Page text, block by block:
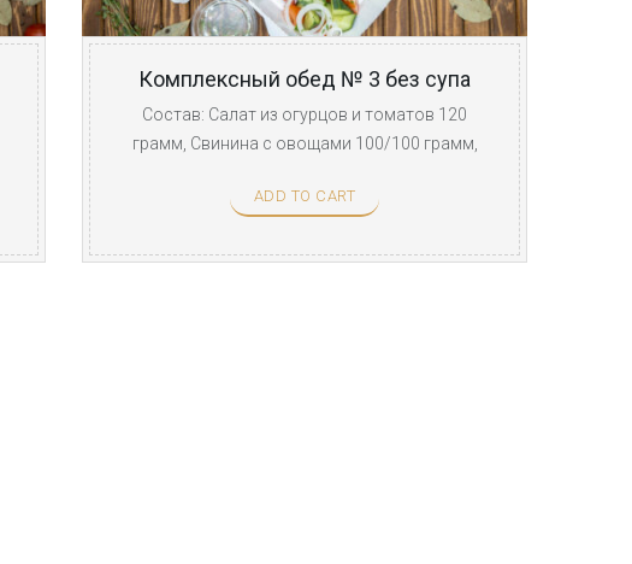
Комплексный обед № 3 без супа
Состав: Салат из огурцов и томатов 120
грамм, Свинина с овощами 100/100 грамм,
ADD TO CART